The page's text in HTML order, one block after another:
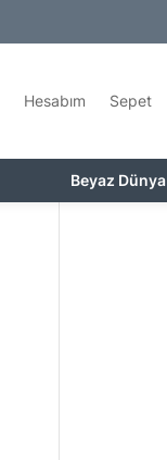
Hesabım Sepet
Beyaz Dünya